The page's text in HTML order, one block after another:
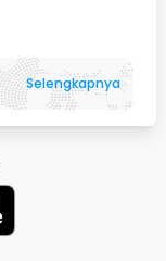
Selengkapnya